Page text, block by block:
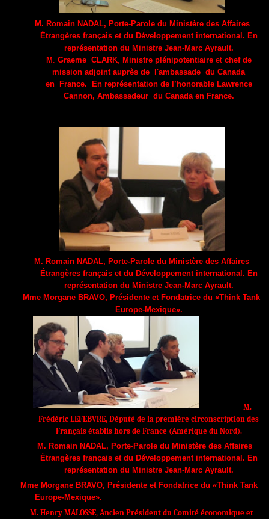
M. Romain NADAL, Porte-Parole du Ministère des Affaires
Étrangères français et du Développement international. En
représentation du Ministre Jean-Marc Ayrault.
M Graeme CLARK, Ministre plénipotentiaireet chef de
mission adjointauprès de l'ambassade du Canada
en France. En représentation de l’honorable Lawrence
Cannon, Ambassadeur du Canada en France.
M. Romain NADAL, Porte-Parole du Ministère des Affaires
Étrangères français et du Développement international. En
représentation du Ministre Jean-Marc Ayrault.
Mme Morgane BRAVO, Présidente et Fondatrice du «Think Tank
Europe-Mexique».
M.
Frédéric LEFEBVRE, Député de la première circonscription des
Français établis hors de France (Amérique du Nord).
M. Romain NADAL, Porte-Parole du Ministère des Affaires
Étrangères français et du Développement international. En
représentation du Ministre Jean-Marc Ayrault.
Mme Morgane BRAVO, Présidente et Fondatrice du «Think Tank
Europe-Mexique».
M. Henry MALOSSE, Ancien Président du Comité économique et